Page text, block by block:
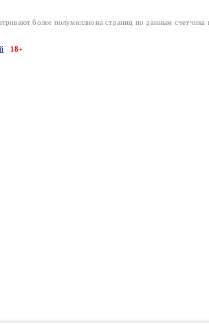
более полумиллиона страниц по данным
18+